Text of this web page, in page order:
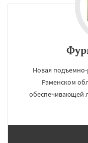
Новая
Раменском
обеспечивающей